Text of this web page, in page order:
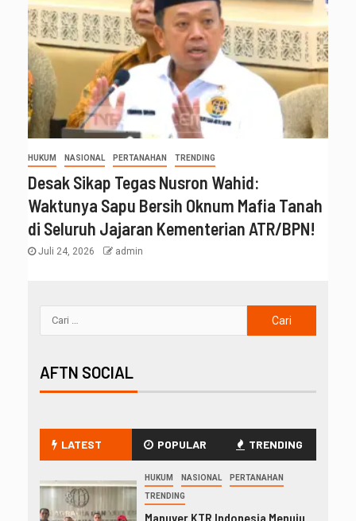
HUKUM NASIONAL PERTANAHAN TRENDING
Desak Sikap Tegas Nusron Wahid:
Waktunya Sapu Bersih Oknum Mafia Tanah
di Seluruh Jajaran Kementerian ATR/BPN!
Juli 24, 2026 admin
AFTN SOCIAL
LATEST POPULAR TRENDING
HUKUM NASIONAL PERTANAHAN
TRENDING
Manuver KTR Indonesia Menuju